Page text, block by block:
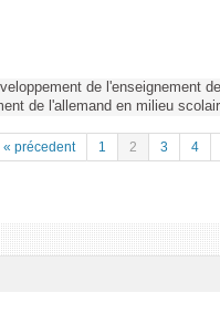
de l'enseignement
de l'allemand en milieu
« précedent 1 2 3 4